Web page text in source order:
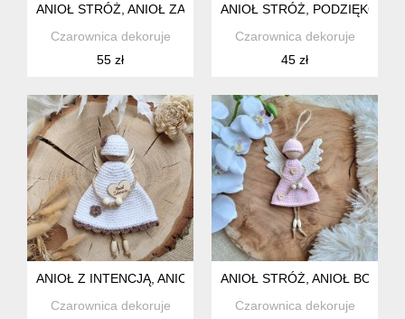
ANIOŁ STRÓŻ, ANIOŁ ZAWIESZKA, PREZENT, UPOMINEK,
Czarownica dekoruje
55 zł
ANIOŁ STRÓŻ,
Czarownica dekoruje
45 zł
ANIOŁ Z INTENCJĄ, ANIOŁ BOHO, ANIOŁ NA PREZENT,
Czarownica dekoruje
ANIOŁ STRÓŻ, ANIOŁ BOHO,
Czarownica dekoruje